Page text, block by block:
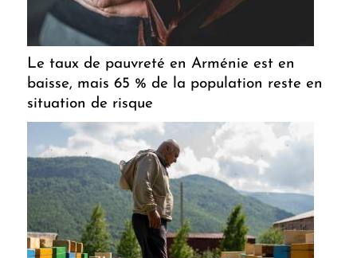
Le taux de pauvreté en Arménie est en
baisse, mais 65 % de la population reste en
situation de risque